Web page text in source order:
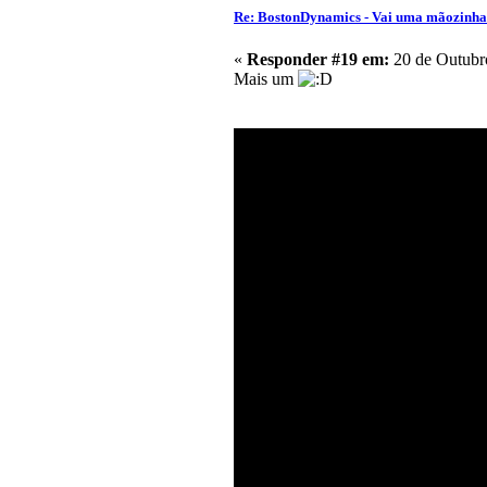
Re: BostonDynamics - Vai uma
« Responder #19 em: 20 de
Mais um